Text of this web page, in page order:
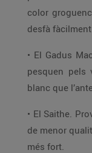
color
desfà
• El Gadus
pesquen pels
blanc que
• El Saithe.
de menor
més fort.